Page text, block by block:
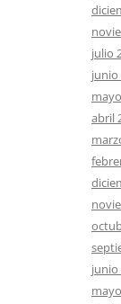
julio
junio
abril
junio